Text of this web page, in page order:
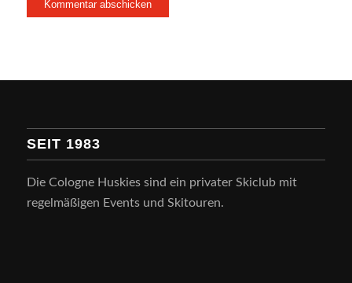
SEIT 1983
Die Cologne Huskies sind ein privater Skiclub mit
regelmäßigen Events und Skitouren.